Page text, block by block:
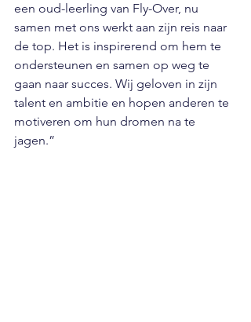
een oud-leerling van Fly-Over, nu
samen met ons werkt aan zijn reis naar
de top. Het is inspirerend om hem te
ondersteunen en samen op weg te
gaan naar succes. Wij geloven in zijn
talent en ambitie en hopen anderen te
motiveren om hun dromen na te
jagen.”